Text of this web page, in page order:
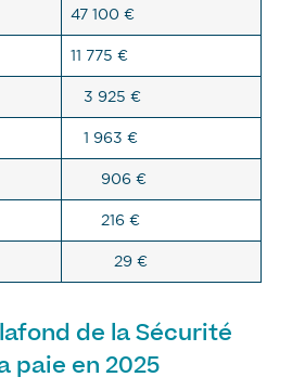
47 100 €
11 775 €
3 925 €
1 963 €
906 €
216 €
29 €
de la Sécurité
paie en 2025